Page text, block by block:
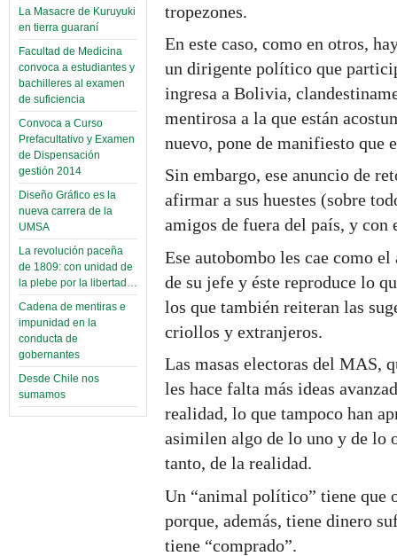
La Masacre de Kuruyuki
en tierra guaraní
Facultad de Medicina
convoca a estudiantes y
bachilleres al examen
de suficiencia
Convoca a Curso
Prefacultativo y Examen
de Dispensación
gestión 2014
Diseño Gráfico es la
nueva carrera de la
UMSA
La revolución paceña
de 1809: con unidad de
la plebe por la libertad…
Cadena de mentiras e
impunidad en la
conducta de
gobernantes
Desde Chile nos
sumamos
tropezones.
En este caso, como en otros,
un dirigente político que
ingresa a Bolivia,
mentirosa a la que están
nuevo, pone de manifiesto que
Sin embargo, ese anuncio de
afirmar a sus huestes (sobre
amigos de fuera del país, y
Ese autobombo les cae como
de su jefe y éste reproduce lo
los que también reiteran las
criollos y extranjeros.
Las masas electoras del MAS,
les hace falta más ideas
realidad, lo que tampoco han
asimilen algo de lo uno y de lo
tanto, de la realidad.
Un “animal político” tiene que
porque, además, tiene dinero
tiene “comprado”.